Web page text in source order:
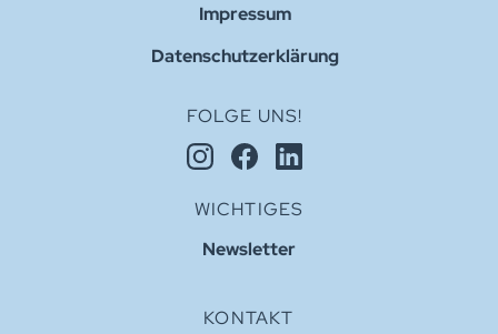
Impressum
Datenschutzerklärung
FOLGE UNS!
WICHTIGES
Newsletter
KONTAKT